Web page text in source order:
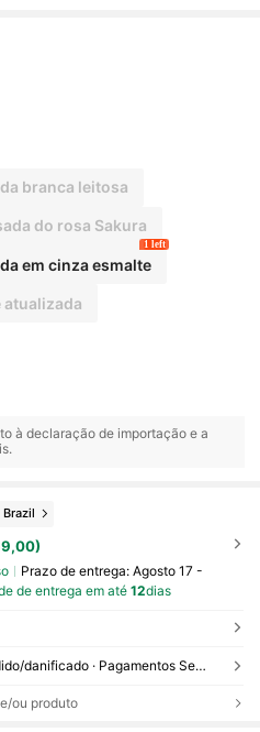
de Cabelo Su
Banheiro, A
branca leitosa
do rosa Sakura
em cinza esmalte
1 left
atualizada
à declaração de importação e a
Brazil
Prazo de entrega: Agosto 17 -
de entrega em até 12dias
Reenviar se o item estiver perdido/danificado · Pagamentos Seguros · Proteção de privacidade
ou produto